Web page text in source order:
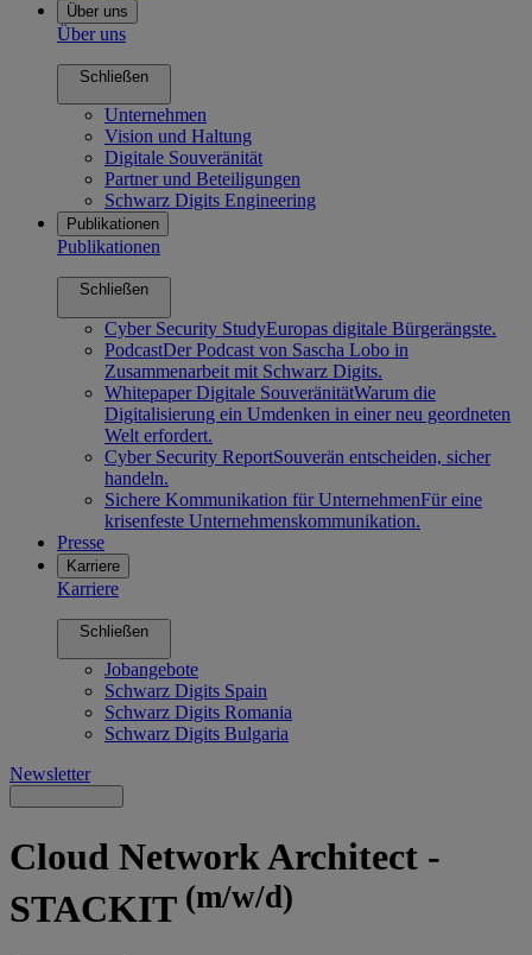
Über uns
Über uns
Schließen
Unternehmen
Vision und Haltung
Digitale Souveränität
Partner und Beteiligungen
Schwarz Digits Engineering
Publikationen
Publikationen
Schließen
Cyber Security StudyEuropas digitale Bürgerängste.
PodcastDer Podcast von Sascha Lobo in
Zusammenarbeit mit Schwarz Digits.
Whitepaper Digitale SouveränitätWarum die
Digitalisierung ein Umdenken in einer neu geordneten
Welt erfordert.
Cyber Security ReportSouverän entscheiden, sicher
handeln.
Sichere Kommunikation für UnternehmenFür eine
krisenfeste Unternehmenskommunikation.
Presse
Karriere
Karriere
Schließen
Jobangebote
Schwarz Digits Spain
Schwarz Digits Romania
Schwarz Digits Bulgaria
Newsletter
Cloud Network Architect -
STACKIT (m/w/d)